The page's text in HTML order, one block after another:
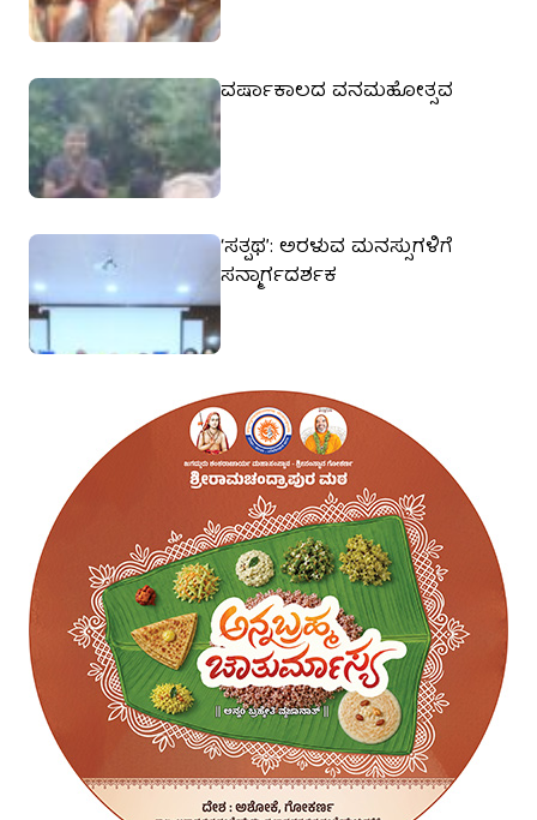
ವರ್ಷಾಕಾಲದ ವನಮಹೋತ್ಸವ
‘ಸತ್ಪಥ’: ಅರಳುವ ಮನಸ್ಸುಗಳಿಗೆ
ಸನ್ಮಾರ್ಗದರ್ಶಕ